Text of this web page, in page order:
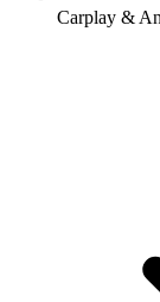
Carplay &